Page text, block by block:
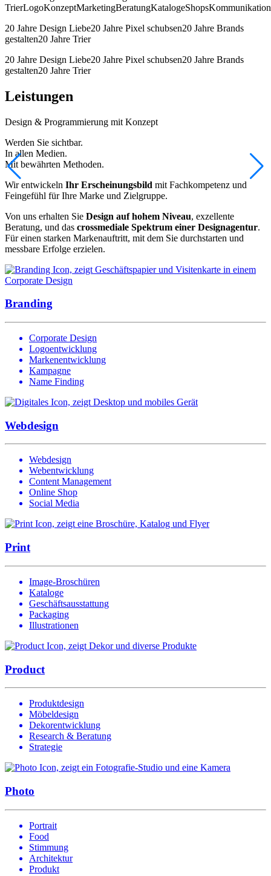
TrierLogoKonzeptMarketingBeratungKatalogeShopsKommunikation
20 Jahre Design Liebe20 Jahre Pixel schubsen20 Jahre Brands
gestalten20 Jahre Trier
20 Jahre Design Liebe20 Jahre Pixel schubsen20 Jahre Brands
gestalten20 Jahre Trier
Leistungen
Design & Programmierung mit Konzept
Werden Sie sichtbar.
In allen Medien.
Mit bewährten Methoden.
Wir entwickeln Ihr Erscheinungsbild mit Fachkompetenz und
Feingefühl für Ihre Marke und Zielgruppe.
Von uns erhalten Sie Design auf hohem Niveau, exzellente
Beratung, und das crossmediale Spektrum einer Designagentur.
Für einen starken Markenauftritt, mit dem Sie durchstarten und
messbare Erfolge erzielen.
Branding
Corporate Design
Logoentwicklung
Markenentwicklung
Kampagne
Name Finding
Webdesign
Webdesign
Webentwicklung
Content Management
Online Shop
Social Media
Print
Image-Broschüren
Kataloge
Geschäftsausstattung
Packaging
Illustrationen
Product
Produktdesign
Möbeldesign
Dekorentwicklung
Research & Beratung
Strategie
Photo
Portrait
Food
Stimmung
Architektur
Produkt